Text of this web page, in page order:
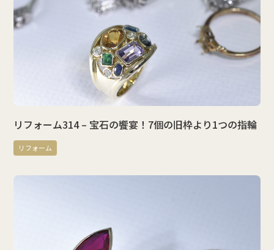
リフォーム314 – 宝石の饗宴！7個の旧枠より1つの指輪
リフォーム